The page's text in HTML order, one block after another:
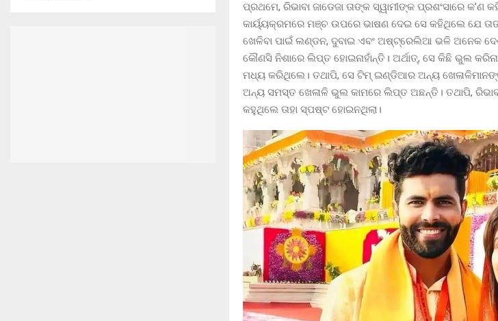
ପ୍ରଥମେ, ରିଭାବା ଜାଡେଜା ତାଙ୍କ ସ୍ୱାମୀଙ୍କ ପ୍ରଶଂସାରେ
କାର୍ୟ୍ୟକ୍ରମରେ ମଞ୍ଚ ଉପରେ ଭାଷଣ ଦେଇ ସେ କହିଥିଲେ ଯେ
ଖେଳିବା ପାଇଁ ଲଣ୍ଡନ, ଦୁବାଇ ଏବଂ ଅଷ୍ଟ୍ରେଲିଆ ଭଳି ଅନେକ
କୌଣସି ନିଶାରେ ଲିପ୍ତ ହୋଇନାହାଁନ୍ତି। ଅର୍ଥାତ୍, ସେ କିଛି ଭୁଲ
ମଧ୍ୟ କରିଥିଲେ। ତଥାପି, ସେ ଟିମ୍ ଇଣ୍ଡିଆର ଅନ୍ୟ
ଅନ୍ୟ ସମସ୍ତ ଖେଳାଳି ଭୁଲ କାମରେ ଲିପ୍ତ ଅଛନ୍ତି। ତଥାପି,
କହୁଥିଲେ ତାହା ସ୍ପଷ୍ଟ ହୋଇନଥିଲା।